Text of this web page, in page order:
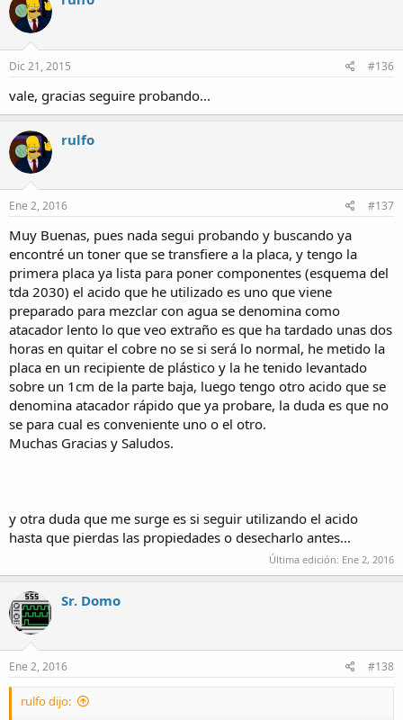
Dic 21, 2015 #136
vale, gracias seguire probando...
rulfo
Ene 2, 2016 #137
Muy Buenas, pues nada segui probando y buscando ya
encontré un toner que se transfiere a la placa, y tengo la
primera placa ya lista para poner componentes (esquema del
tda 2030) el acido que he utilizado es uno que viene
preparado para mezclar con agua se denomina como
atacador lento lo que veo extraño es que ha tardado unas dos
horas en quitar el cobre no se si será lo normal, he metido la
placa en un recipiente de plástico y la he tenido levantado
sobre un 1cm de la parte baja, luego tengo otro acido que se
denomina atacador rápido que ya probare, la duda es que no
se para cual es conveniente uno o el otro.
Muchas Gracias y Saludos.
y otra duda que me surge es si seguir utilizando el acido
hasta que pierdas las propiedades o desecharlo antes...
Última edición: Ene 2, 2016
Sr. Domo
Ene 2, 2016 #138
rulfo dijo: